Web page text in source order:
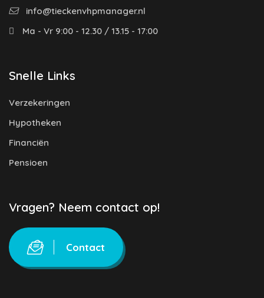
info@tieckenvhpmanager.nl
Ma - Vr 9:00 - 12.30 / 13.15 - 17:00
Snelle Links
Verzekeringen
Hypotheken
Financiën
Pensioen
Vragen? Neem contact op!
Contact